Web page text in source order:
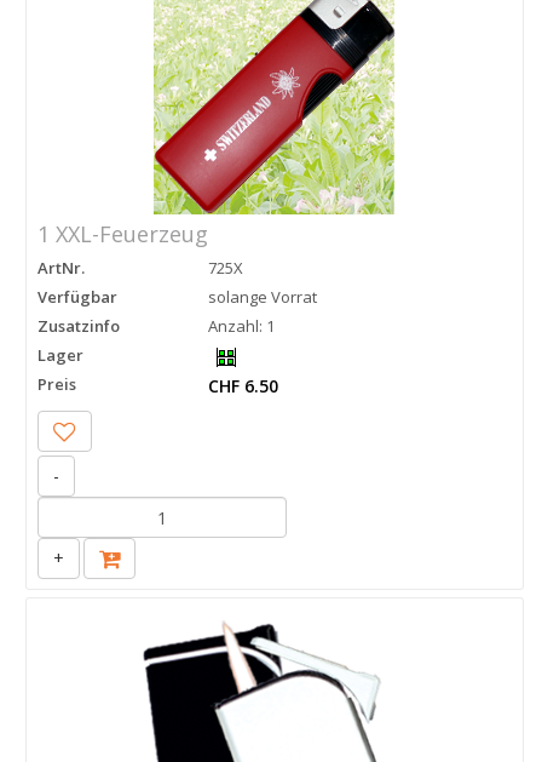
1 XXL-Feuerzeug
ArtNr.
725X
Verfügbar
solange Vorrat
Zusatzinfo
Anzahl: 1
Lager
Preis
CHF 6.50
-
+